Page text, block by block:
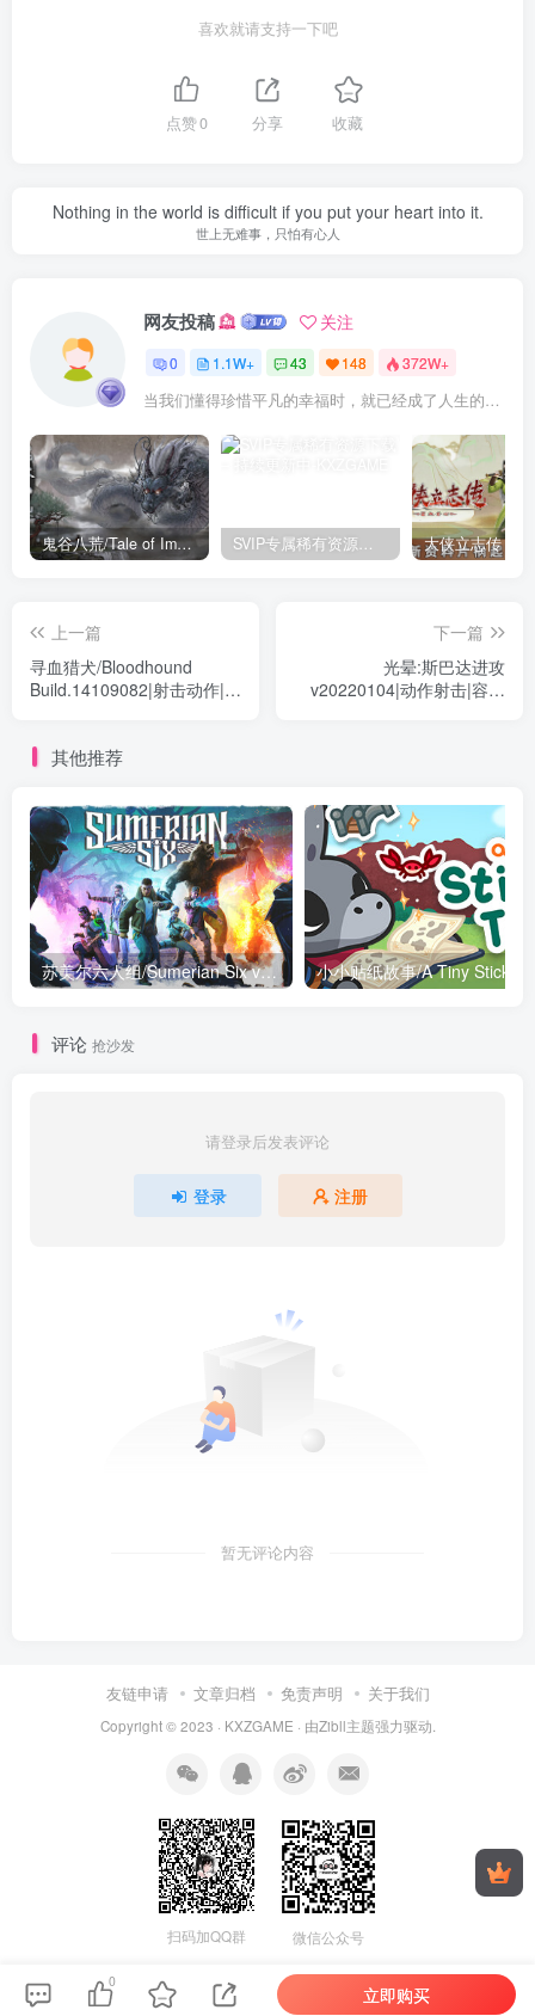
喜欢就请支持一下吧
点赞0 分享 收藏
Nothing in the world is difficult if you put your heart into it.
世上无难事，只怕有心人
网友投稿 关注
0 1.1W+ 43 148 372W+
当我们懂得珍惜平凡的幸福时，就已经成了人生的赢家
鬼谷八荒/Tale of Immortal v1.2.105.259|角色扮演|容量27.4GB|免安装绿色中文版 SVIP专属稀有资源下载 – 持续更新中
上一篇
寻血猎犬/Bloodhound
Build.14109082|射击动作|容
下一篇
光晕:斯巴达进攻
v20220104|动作射击|容量
其他推荐
苏美尔六人组/Sumerian Six v1.0.0|策略模拟|容量28GB|免安装绿色中文版
评论 抢沙发
请登录后发表评论
登录 注册
暂无评论内容
友链申请 文章归档 免责声明 关于我们
Copyright © 2023 · KXZGAME · 由Zibll主题强力驱动.
扫码加QQ群 微信公众号
0
立即购买